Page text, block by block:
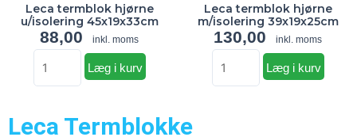
35,
39cm
sten)
antal
Leca termblok hjørne
u/isolering 45x19x33cm
88,00 inkl. moms
termblok
hjørne
u/isolering
45x19x33cm
antal
Læg i kurv
Leca termblok hjørne
m/isolering 39x19x25cm
130,00 inkl. moms
termblok
hjørne
m/isolering
39x19x25cm
antal
Læg i kurv
Leca Termblokke